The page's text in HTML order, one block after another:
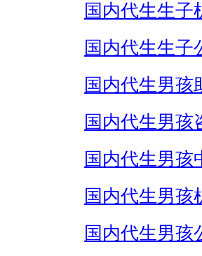
国内代生生子
国内代生生子
国内代生男孩
国内代生男孩
国内代生男孩
国内代生男孩
国内代生男孩